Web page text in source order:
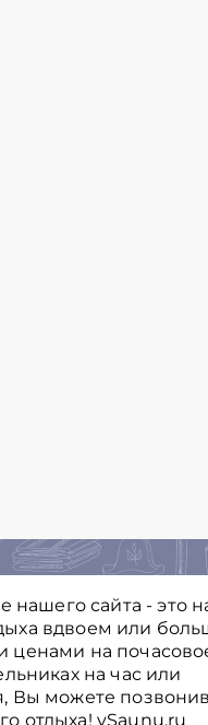
нашего сайта - это
вдвоем или
ценами на
на час или
Вы можете
отдыха! vSaunu.ru